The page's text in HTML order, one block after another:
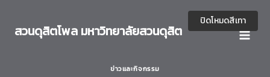
content
สวนดุสิตโพล มหาวิทยาลัยสวนดุสิต
ข่าวและกิจกรรม
ปิดโหมดสีเทา